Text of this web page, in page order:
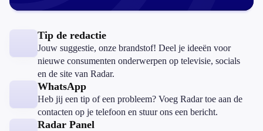
Tip de redactie
Jouw suggestie, onze brandstof! Deel je ideeën voor
nieuwe consumenten onderwerpen op televisie, socials
en de site van Radar.
WhatsApp
Heb jij een tip of een probleem? Voeg Radar toe aan de
contacten op je telefoon en stuur ons een bericht.
Radar Panel